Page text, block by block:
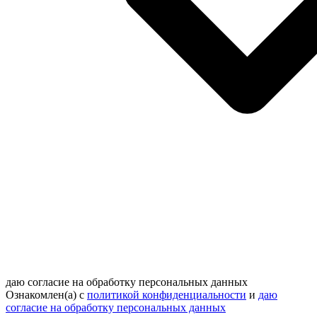
даю согласие на обработку персональных данных
Ознакомлен(а) с политикой конфиденциальности и даю
согласие на обработку персональных данных